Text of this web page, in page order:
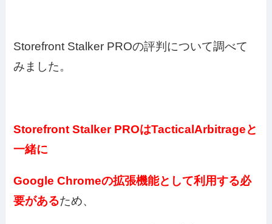
Storefront Stalker PROの評判について調べて
みました。
Storefront Stalker PROはTacticalArbitrageと
一緒に
Google Chromeの拡張機能として利用する必
要があるため、